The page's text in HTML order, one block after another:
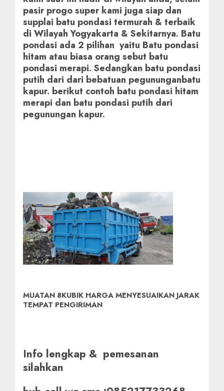
pasir progo super kami juga siap dan
supplai batu pondasi termurah & terbaik
di Wilayah Yogyakarta & Sekitarnya. Batu
pondasi ada 2 pilihan yaitu Batu pondasi
hitam atau biasa orang sebut batu
pondasi merapi. Sedangkan batu pondasi
putih dari dari bebatuan pegununganbatu
kapur. berikut contoh batu pondasi hitam
merapi dan batu pondasi putih dari
pegunungan kapur.
MUATAN 8KUBIK HARGA MENYESUAIKAN JARAK
TEMPAT PENGIRIMAN
Info lengkap & pemesanan
silahkan